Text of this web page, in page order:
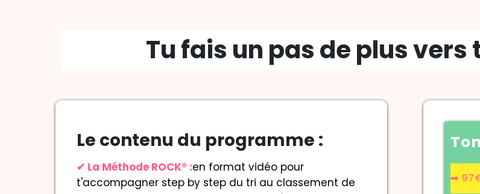
Tu fais un pas de plus vers
Le contenu du programme :
✔ La Méthode ROCK® :en format vidéo pour
t'accompagner step by step du tri au classement de
➡